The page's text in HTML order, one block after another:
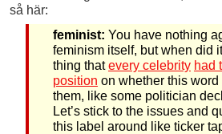
så här:
feminist: You have nothing
feminism itself, but when did
thing thatevery celebrity had
position on whether this
them, like some politician
Let’s stick to the issues and
this label around like ticker